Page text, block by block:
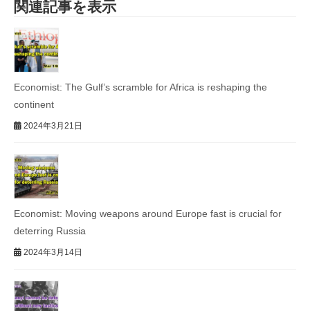
関連記事を表示
Economist: The Gulf’s scramble for Africa is reshaping the
continent
2024年3月21日
Economist: Moving weapons around Europe fast is crucial for
deterring Russia
2024年3月14日